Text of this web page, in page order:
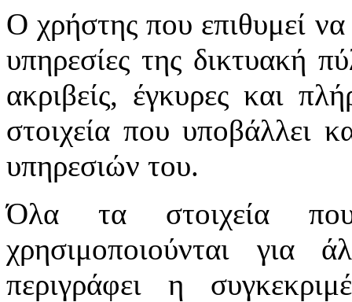
Ο χρήστης που επιθυμεί να
υπηρεσίες της δικτυακή
ακριβείς, έγκυρες και
στοιχεία που υποβάλλει
υπηρεσιών του.
Όλα τα στοιχεία
χρησιμοποιούνται
περιγράφει η